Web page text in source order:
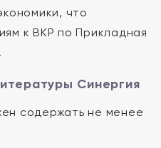
что
к ВКР по Прикладная
Синергия
содержать не менее